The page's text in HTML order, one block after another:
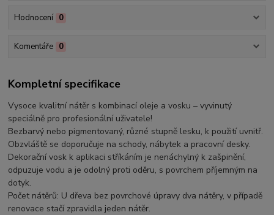
Hodnocení 0
Komentáře 0
Kompletní specifikace
Vysoce kvalitní nátěr s kombinací oleje a vosku – vyvinutý
speciálně pro profesionální uživatele!
Bezbarvý nebo pigmentovaný, různé stupně lesku, k použití uvnitř.
Obzvláště se doporučuje na schody, nábytek a pracovní desky.
Dekorační vosk k aplikaci stříkáním je nenáchylný k zašpinění,
odpuzuje vodu a je odolný proti oděru, s povrchem příjemným na
dotyk.
Počet nátěrů: U dřeva bez povrchové úpravy dva nátěry, v případě
renovace stačí zpravidla jeden nátěr.